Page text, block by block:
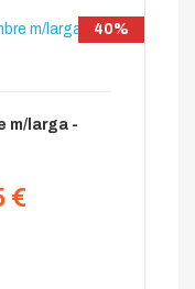
40%
m/larga -
€